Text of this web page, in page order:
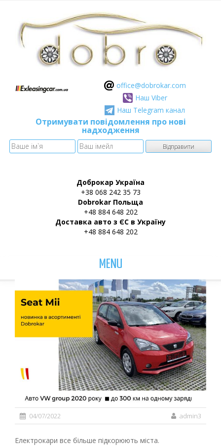
оffice@dobrokar.com
Наш Viber
Наш Telegram канал
Отримувати повідомлення про нові
надходження
Доброкар Україна
+38 068 242 35 73
Dobrokar Польща
+48 884 648 202
Доставка авто з ЄС в Україну
+48 884 648 202
MENU
04/07/2022 admin3
Електрокари все більше підкорюють міста.